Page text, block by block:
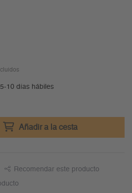
10 días hábiles
Añadir a la cesta
Recomendar este producto